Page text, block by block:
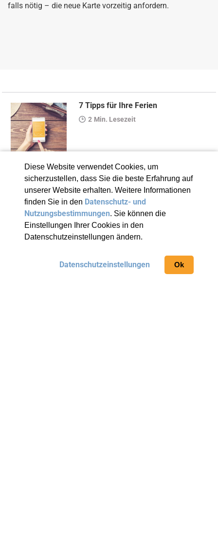
Diese Website verwendet Cookies, um
sicherzustellen, dass Sie die beste Erfahrung auf
unserer Website erhalten. Weitere Informationen
finden Sie in den Datenschutz- und
Nutzungsbestimmungen. Sie können die
Einstellungen Ihrer Cookies in den
Datenschutzeinstellungen ändern.
Datenschutzeinstellungen Ok
falls nötig – die neue Karte vorzeitig anfordern.
7 Tipps für Ihre Ferien
Min. Lesezeit
Zur Startseite